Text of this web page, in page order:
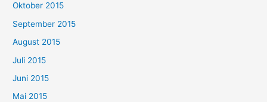
Oktober 2015
September 2015
August 2015
Juli 2015
Juni 2015
Mai 2015